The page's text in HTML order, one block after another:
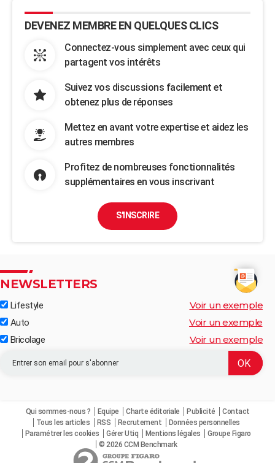
DEVENEZ MEMBRE EN QUELQUES CLICS
Connectez-vous simplement avec ceux qui
partagent vos intérêts
Suivez vos discussions facilement et
obtenez plus de réponses
Mettez en avant votre expertise et aidez les
autres membres
Profitez de nombreuses fonctionnalités
supplémentaires en vous inscrivant
S'INSCRIRE
NEWSLETTERS
Lifestyle Voir un exemple
Auto Voir un exemple
Bricolage Voir un exemple
Qui sommes-nous ? Equipe Charte éditoriale Publicité
Contact
Tous les articles
RSS Recrutement
Données personnelles
Paramétrer les cookies
Gérer Utiq Mentions légales
Groupe Figaro
© 2026 CCM Benchmark